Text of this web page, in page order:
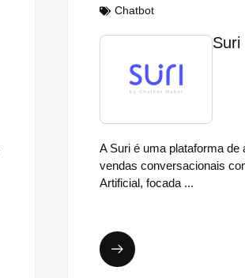
Chatbot
Suri
A Suri é uma plataforma de
vendas conversacionais
Artificial, focada ...